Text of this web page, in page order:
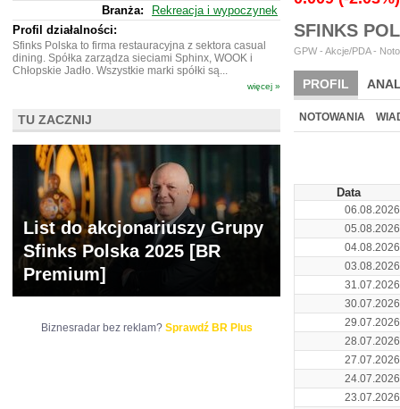
SFINKS
GPW - Akcje/PDA -
PROFIL
BR LAB
NOTOWANIA
Data
06.08.2026
05.08.2026
04.08.2026
03.08.2026
31.07.2026
30.07.2026
29.07.2026
28.07.2026
27.07.2026
24.07.2026
23.07.2026
358
Branża:
Rekreacja i wypoczynek
Profil działalności:
Sfinks Polska to firma restauracyjna z sektora casual
dining. Spółka zarządza sieciami Sphinx, WOOK i
Chłopskie Jadło. Wszystkie marki spółki są...
więcej »
TU ZACZNIJ
List do akcjonariuszy Grupy
Sfinks Polska 2025 [BR
Premium]
Biznesradar bez reklam? Sprawdź BR Plus